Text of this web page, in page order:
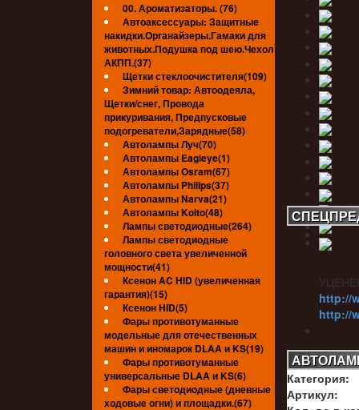
00. Ароматизаторы. (76)
Автоаксессуары: Защитные
накидки.Органайзеры.Гамаки для
животных.Подушка под шею.Чехол
АКПП.(37)
Щетки стеклоочистителя(109)
Зимний товар: Автоодеяла,
Щетки/снег, Провода
прикуривания, Предпусковые
подогреватели,Зарядные(58)
Автолампы Луч(70)
Автолампы Eagleye(1)
Автолампы Osram(67)
Автолампы Philips(37)
Автолампы Narva(21)
Автолампы Koito(48)
Лампы светодиодные(264)
Лампы светодиодные
головного света увеличенной
мощности(41)
Ксенон AC HID (увеличенная
гарантия)(15)
Ксенон HID(5)
Фары противотуманные
модельные для отечественных
машин и иномарок DLAA и KS(19)
Фары противотуманные
универсальные DLAA и KS(6)
Фары светодиодные (дневные
ходовые огни) и площадки.(67)
http://
http://
http://
Категория:
Артикул: